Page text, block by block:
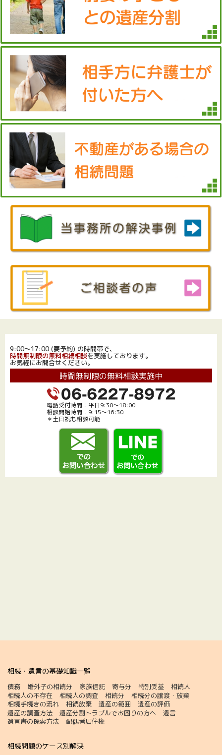
9:00～17:00 (要予約) の時間帯で、
時間無制限の無料相続相談を実施しております。
お気軽にお問合せください。
時間無制限の無料相談実施中
電話受付時間：平日9:30～18:00
相談開始時間：9:15～16:30
＊土日祝も相談可能
相続・遺言の基礎知識一覧
債務 婚外子の相続分 家族信託 寄与分 特別受益
相続人
相続人の不存在
相続人の調査 相続分
相続分の譲渡・放棄
相続手続きの流れ
相続放棄 遺産の範囲
遺産の評価
遺産の調査方法
遺産分割トラブルでお困りの方へ
遺言
遺言書の探索方法
配偶者居住権
相続問題のケース別解決